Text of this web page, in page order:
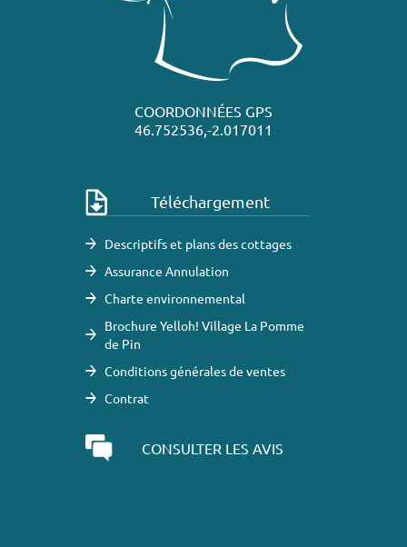
COORDONNÉES GPS
46.752536,-2.017011
Téléchargement
Descriptifs et plans des cottages
Assurance Annulation
Charte environnemental
Brochure Yelloh! Village La Pomme
de Pin
Conditions générales de ventes
Contrat
CONSULTER LES AVIS